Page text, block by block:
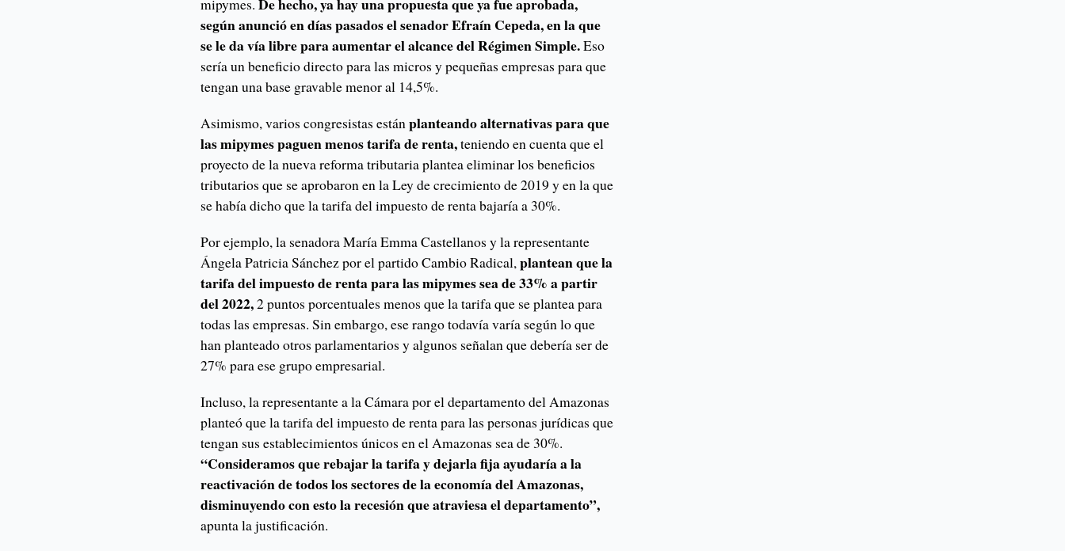
mipymes.
según anunció en días pasados el senador Efraín Cepeda, en la que
se le da vía libre para aumentar el alcance del Régimen Simple.Eso
sería un beneficio directo para las micros y pequeñas empresas para que
tengan una base gravable menor al 14,5%.
Asimismo, varios congresistas estánplanteando alternativas para que
las mipymes paguen menos tarifa de renta,teniendo en cuenta que el
proyecto de la nueva reforma tributaria plantea eliminar los beneficios
tributarios que se aprobaron en la Ley de crecimiento de 2019 y en la que
se había dicho que la tarifa del impuesto de renta bajaría a 30%.
Por ejemplo, la senadora María Emma Castellanos y la representante
Ángela Patricia Sánchez por el partido Cambio Radical,plantean que la
tarifa del impuesto de renta para las mipymes sea de 33% a partir
del 2022,2 puntos porcentuales menos que la tarifa que se plantea para
todas las empresas. Sin embargo, ese rango todavía varía según lo que
han planteado otros parlamentarios y algunos señalan que debería ser de
27% para ese grupo empresarial.
Incluso, la representante a la Cámara por el departamento del Amazonas
planteó que la tarifa del impuesto de renta para las personas jurídicas que
tengan sus establecimientos únicos en el Amazonas sea de 30%.
“Consideramos que rebajar la tarifa y dejarla fija ayudaría a la
reactivación de todos los sectores de la economía del Amazonas,
disminuyendo con esto la recesión que atraviesa el departamento”,
apunta la justificación.